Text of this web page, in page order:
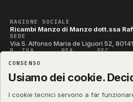
RAGIONE SOCIALE
Ricambi Manzo di Manzo dott.ssa
SEDE
Via S. Alfonso Maria de Liguori 52,
P. IVA REA PEC
CODICE SDI
T04ZHR3
CONSENSO
Usiamo dei cookie.
I cookie tecnici servono a far